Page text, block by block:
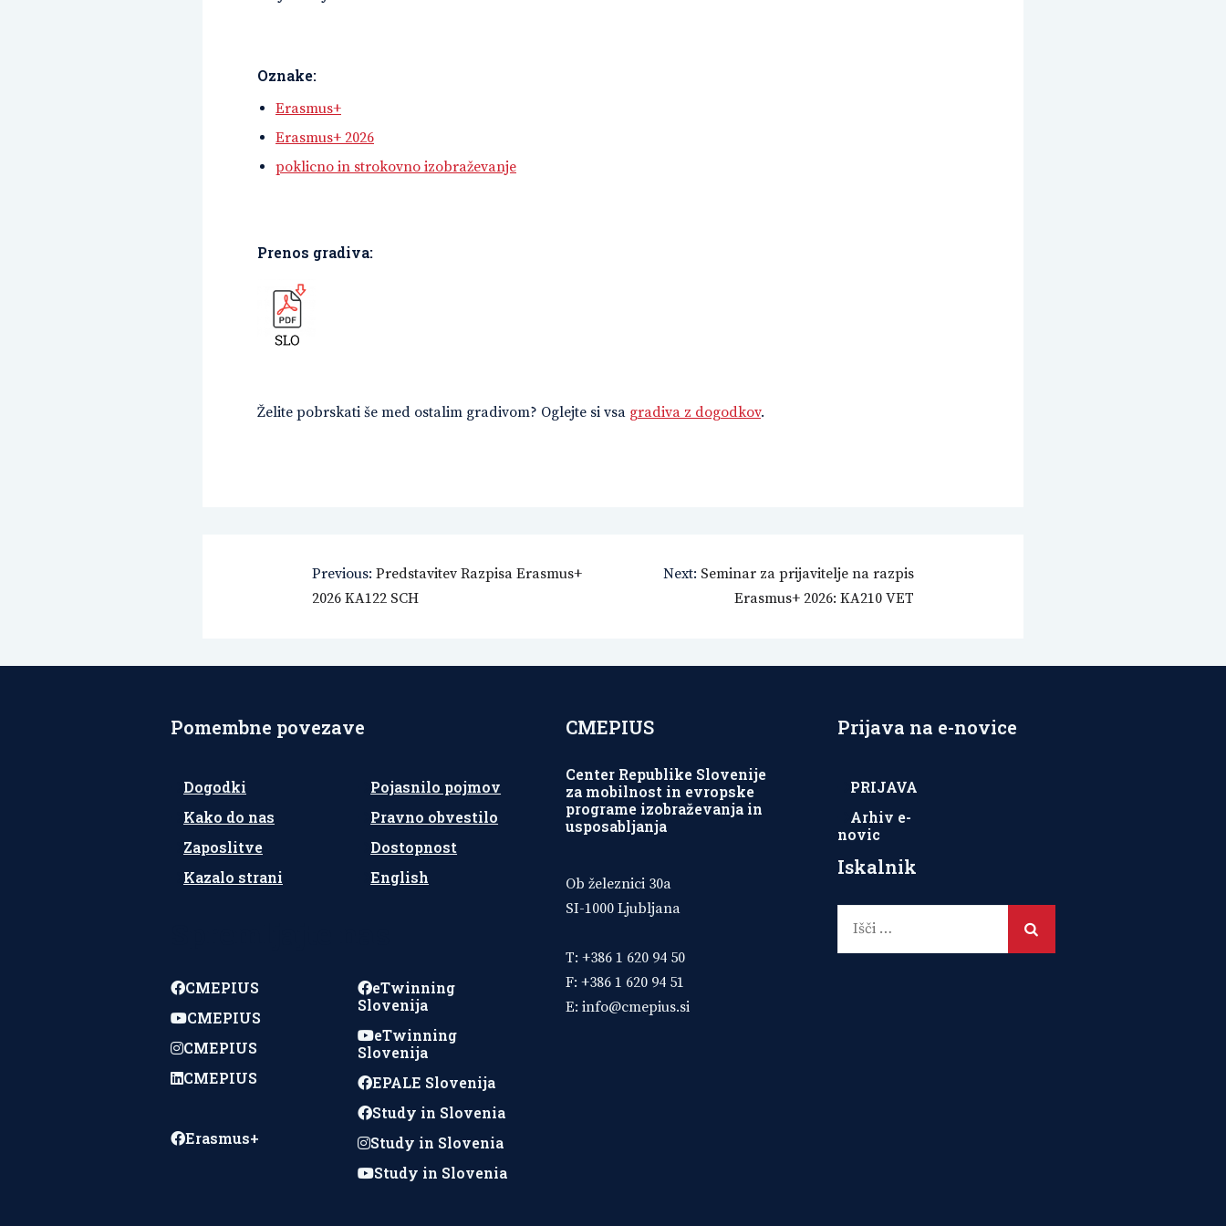
Oznake:
Erasmus+
Erasmus+ 2026
poklicno in strokovno izobraževanje
Prenos gradiva:
Želite pobrskati še med ostalim gradivom? Oglejte si vsa gradiva z dogodkov.
Navigacija
prispevka
Previous: Predstavitev Razpisa Erasmus+
2026 KA122 SCH
Next: Seminar za prijavitelje na razpis
Erasmus+ 2026: KA210 VET
Pomembne povezave
Dogodki
Kako do nas
Zaposlitve
Kazalo strani
Pojasnilo pojmov
Pravno obvestilo
Dostopnost
English
CMEPIUS
CMEPIUS
CMEPIUS
CMEPIUS
Erasmus+
eTwinning
Slovenija
eTwinning
Slovenija
EPALE Slovenija
Study in Slovenia
Study in Slovenia
Study in Slovenia
CMEPIUS
Center Republike Slovenije
za mobilnost in evropske
programe izobraževanja in
usposabljanja
Ob železnici 30a
SI-1000 Ljubljana
T: +386 1 620 94 50
F: +386 1 620 94 51
E: info@cmepius.si
Prijava na e-novice
PRIJAVA
Arhiv e-
novic
Iskalnik